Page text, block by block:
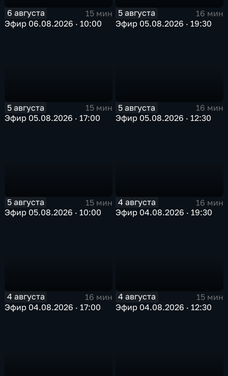
6 августа
15 мин
Эфир 06.08.2026 · 10:00
5 августа
16 мин
Эфир 05.08.2026 · 19:30
5 августа
15 мин
Эфир 05.08.2026 · 17:00
5 августа
16 мин
Эфир 05.08.2026 · 12:30
5 августа
15 мин
Эфир 05.08.2026 · 10:00
4 августа
16 мин
Эфир 04.08.2026 · 19:30
4 августа
16 мин
Эфир 04.08.2026 · 17:00
4 августа
15 мин
Эфир 04.08.2026 · 12:30